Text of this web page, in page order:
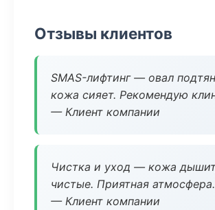
Отзывы клиентов
SMAS-лифтинг — овал
кожа сияет. Рекомендую
— Клиент компании
Чистка и уход — кожа
чистые. Приятная атмосфера.
— Клиент компании